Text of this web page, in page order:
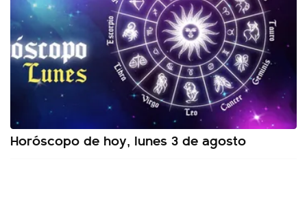
Horóscopo de hoy, lunes 3 de agosto